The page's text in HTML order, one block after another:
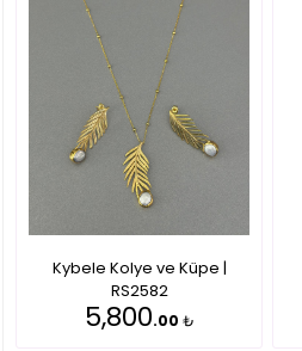
Kybele Kolye ve Küpe |
RS2582
5,800.00 ₺